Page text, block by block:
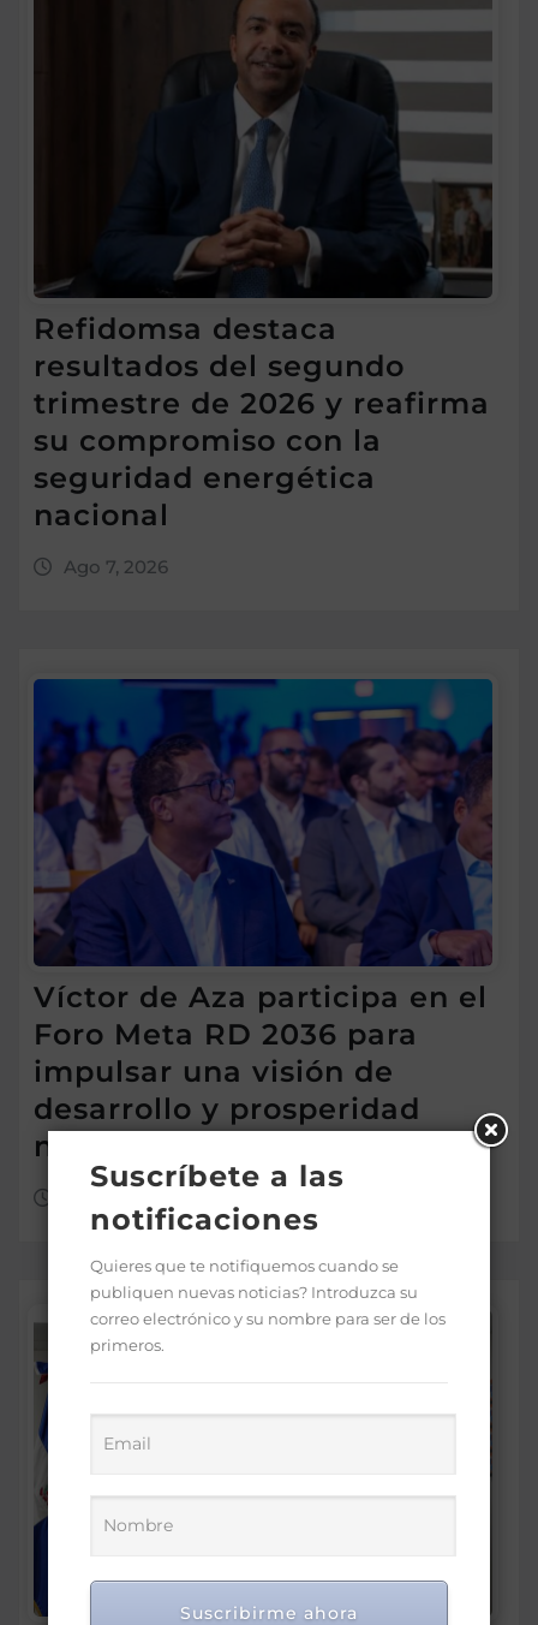
Refidomsa destaca
resultados del segundo
trimestre de 2026 y reafirma
su compromiso con la
seguridad energética
nacional
Ago 7, 2026
Víctor de Aza participa en el
Foro Meta RD 2036 para
impulsar una visión de
desarrollo y prosperidad
nacional
Suscríbete a las
notificaciones
Quieres que te notifiquemos cuando se
publiquen nuevas noticias? Introduzca su
correo electrónico y su nombre para ser de los
primeros.
Suscribirme ahora